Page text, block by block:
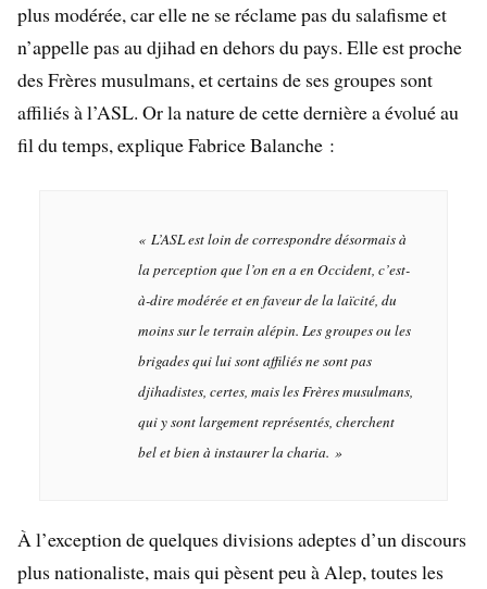
plus modérée, car elle ne se réclame pas du salafisme et
n’appelle pas au djihad en dehors du pays. Elle est proche
des Frères musulmans, et certains de ses groupes sont
affiliés à l’ASL. Or la nature de cette dernière a évolué au
fil du temps, explique Fabrice Balanche :
« L’ASL est loin de correspondre désormais à
la perception que l’on en a en Occident, c’est-
à-dire modérée et en faveur de la laïcité, du
moins sur le terrain alépin. Les groupes ou les
brigades qui lui sont affiliés ne sont pas
djihadistes, certes, mais les Frères musulmans,
qui y sont largement représentés, cherchent
bel et bien à instaurer la charia. »
À l’exception de quelques divisions adeptes d’un discours
plus nationaliste, mais qui pèsent peu à Alep, toutes les